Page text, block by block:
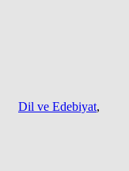
Dil ve Edebiyat,